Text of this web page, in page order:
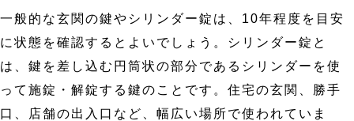
一般的な玄関の鍵やシリンダー錠は、10年程度を目安
に状態を確認するとよいでしょう。シリンダー錠と
は、鍵を差し込む円筒状の部分であるシリンダーを使
って施錠・解錠する鍵のことです。住宅の玄関、勝手
口、店舗の出入口など、幅広い場所で使われていま